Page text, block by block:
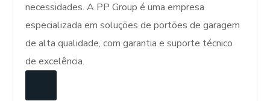
necessidades. A PP Group é uma empresa
especializada em soluções de portões de garagem
de alta qualidade, com garantia e suporte técnico
de excelência.